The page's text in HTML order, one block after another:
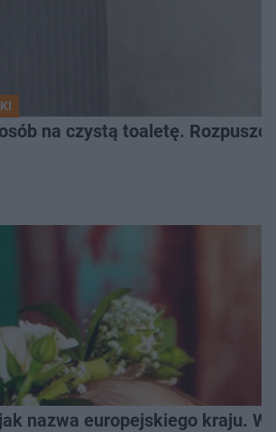
na czystą toaletę.
nazwa europejskiego kraju.